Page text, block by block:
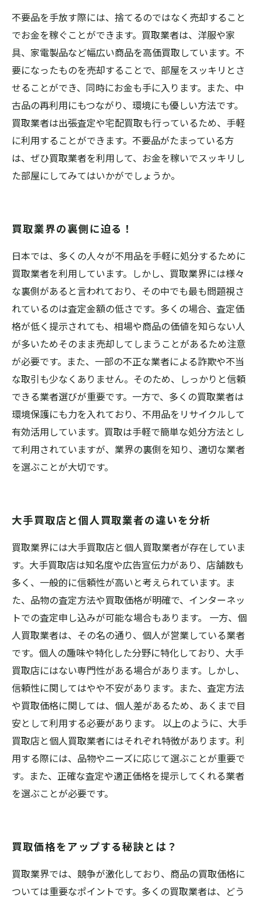
不要品を手放す際には、捨てるのではなく売却すること
でお金を稼ぐことができます。買取業者は、洋服や家
具、家電製品など幅広い商品を高価買取しています。不
要になったものを売却することで、部屋をスッキリとさ
せることができ、同時にお金も手に入ります。また、中
古品の再利用にもつながり、環境にも優しい方法です。
買取業者は出張査定や宅配買取も行っているため、手軽
に利用することができます。不要品がたまっている方
は、ぜひ買取業者を利用して、お金を稼いでスッキリし
た部屋にしてみてはいかがでしょうか。
買取業界の裏側に迫る！
日本では、多くの人々が不用品を手軽に処分するために
買取業者を利用しています。しかし、買取業界には様々
な裏側があると言われており、その中でも最も問題視さ
れているのは査定金額の低さです。多くの場合、査定価
格が低く提示されても、相場や商品の価値を知らない人
が多いためそのまま売却してしまうことがあるため注意
が必要です。また、一部の不正な業者による詐欺や不当
な取引も少なくありません。そのため、しっかりと信頼
できる業者選びが重要です。一方で、多くの買取業者は
環境保護にも力を入れており、不用品をリサイクルして
有効活用しています。買取は手軽で簡単な処分方法とし
て利用されていますが、業界の裏側を知り、適切な業者
を選ぶことが大切です。
大手買取店と個人買取業者の違いを分析
買取業界には大手買取店と個人買取業者が存在していま
す。大手買取店は知名度や広告宣伝力があり、店舗数も
多く、一般的に信頼性が高いと考えられています。ま
た、品物の査定方法や買取価格が明確で、インターネッ
トでの査定申し込みが可能な場合もあります。 一方、個
人買取業者は、その名の通り、個人が営業している業者
です。個人の趣味や特化した分野に特化しており、大手
買取店にはない専門性がある場合があります。しかし、
信頼性に関してはやや不安があります。また、査定方法
や買取価格に関しては、個人差があるため、あくまで目
安として利用する必要があります。 以上のように、大手
買取店と個人買取業者にはそれぞれ特徴があります。利
用する際には、品物やニーズに応じて選ぶことが重要で
す。また、正確な査定や適正価格を提示してくれる業者
を選ぶことが必要です。
買取価格をアップする秘訣とは？
買取業界では、競争が激化しており、商品の買取価格に
ついては重要なポイントです。多くの買取業者は、どう